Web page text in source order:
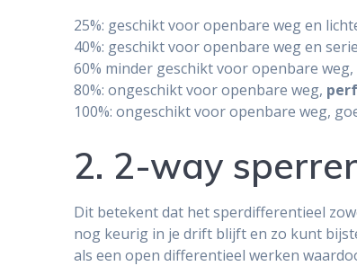
25%: geschikt voor openbare weg en
40%: geschikt voor openbare weg en
60% minder geschikt voor openbare
80%: ongeschikt voor openbare weg,
100%: ongeschikt voor openbare weg,
2. 2-way
Dit betekent dat het sperdifferentieel
nog keurig in je drift blijft en zo kunt
als een open differentieel werken